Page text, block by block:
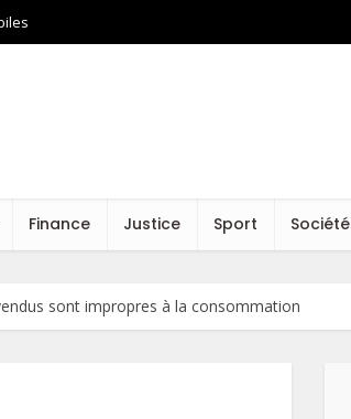
Finance Justice Sport Société
sont impropres à la consommation